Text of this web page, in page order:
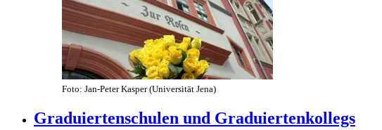
Foto: Jan-Peter Kasper (Universität Jena)
Graduiertenschulen und Graduiertenkollegs